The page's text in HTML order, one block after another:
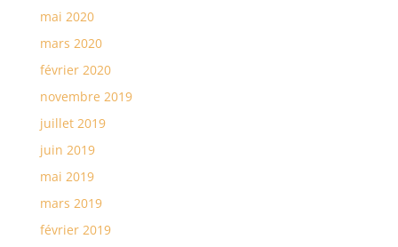
mai 2020
mars 2020
février 2020
novembre 2019
juillet 2019
juin 2019
mai 2019
mars 2019
février 2019